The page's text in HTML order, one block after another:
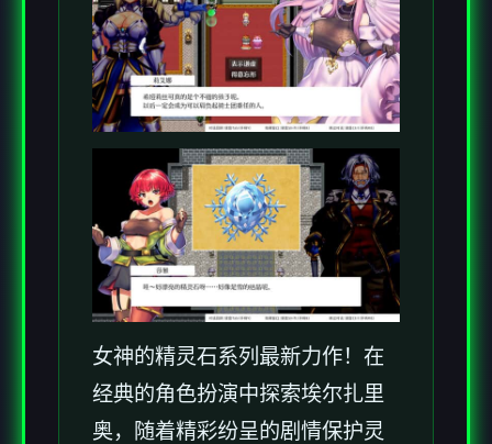
女神的精灵石系列最新力作！在
经典的角色扮演中探索埃尔扎里
奥，随着精彩纷呈的剧情保护灵